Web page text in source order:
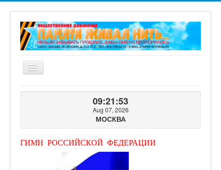
Включить/
выключить
ГЛАВНАЯ
ВИДЕОГАЛЕРЕЯ
09:21:54
Aug 07, 2026
МОСКВА
ГИМН РОССИЙСКОЙ ФЕДЕРАЦИИ